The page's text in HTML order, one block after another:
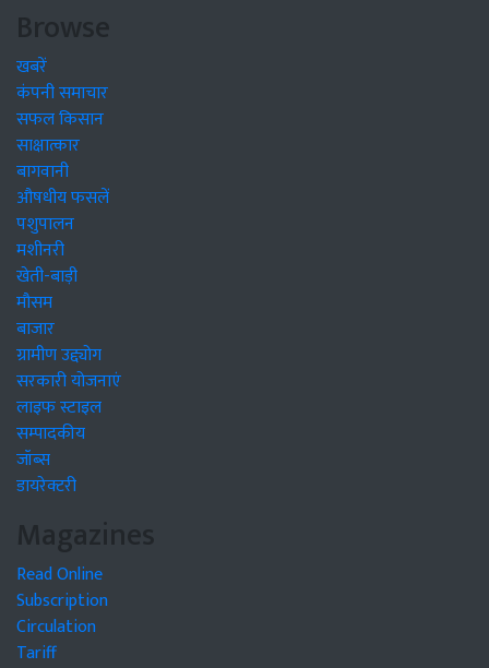
Browse
खबरें
कंपनी समाचार
सफल किसान
साक्षात्कार
बागवानी
औषधीय फसलें
पशुपालन
मशीनरी
खेती-बाड़ी
मौसम
बाजार
ग्रामीण उद्द्योग
सरकारी योजनाएं
लाइफ स्टाइल
सम्पादकीय
जॉब्स
डायरेक्टरी
Magazines
Read Online
Subscription
Circulation
Tariff